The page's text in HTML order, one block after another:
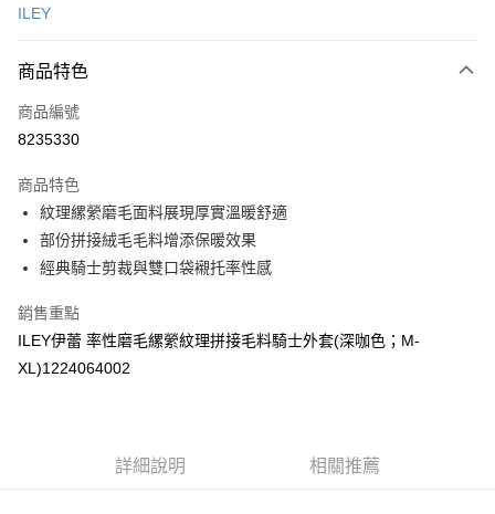
3 期 0 利率 每期
合作金庫商業銀行
上海商業儲蓄銀行
臺灣中小企業銀行
匯豐（台灣）商業銀行
華泰商業銀行
聯邦商業銀行
元大商業銀行
永豐商業銀行
台新國際商業銀行
台灣樂天信用卡公司
超商取貨付款
LINE Pay
Apple Pay
街口支付
悠遊付
全盈+PAY
大哥付你分期
相關說明
流程，驗證手機門號後，選擇欲分期的期數、繳款截止日，確認付款後即完
【關於「AFTEE先享後付」】
ILEY
商品特色
商品編號
8235330
商品特色
紋理縲縈磨毛面料展現厚實溫暖舒適
部份拼接絨毛毛料增添保暖效果
經典騎士剪裁與雙口袋襯托率性感
銷售重點
ILEY伊蕾 率性磨毛縲縈紋理拼接毛料騎士外套(深咖色；M-
XL)1224064002
詳細說明 相關推薦